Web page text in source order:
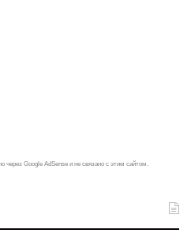
Google AdSense и не связано с этим сайтом.